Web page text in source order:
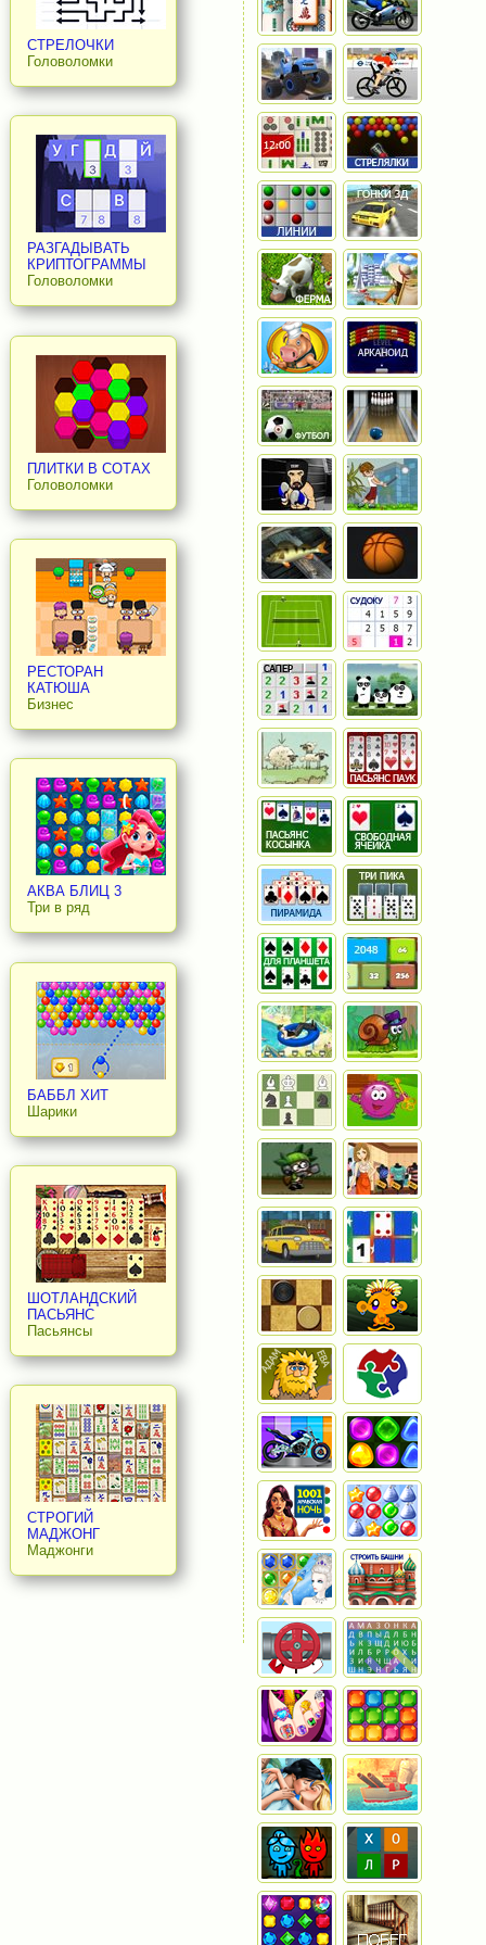
СТРЕЛОЧКИ
Головоломки
РАЗГАДЫВАТЬ
КРИПТОГРАММЫ
Головоломки
ПЛИТКИ В СОТАХ
Головоломки
РЕСТОРАН
КАТЮША
Бизнес
АКВА БЛИЦ 3
Три в ряд
БАББЛ ХИТ
Шарики
ШОТЛАНДСКИЙ
ПАСЬЯНС
Пасьянсы
СТРОГИЙ
МАДЖОНГ
Маджонги